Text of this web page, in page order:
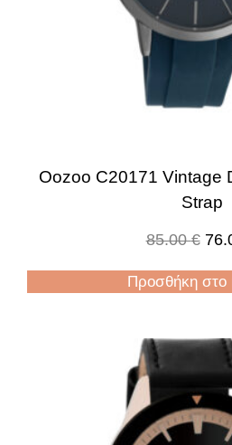
Oozoo C20171 Vintage
Strap
85.00€
Προσθήκη στο